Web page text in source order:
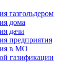
газгольдером
дома
дачи
предприятия
в МО
газификации